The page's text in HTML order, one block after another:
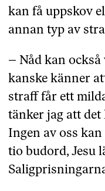
kan få uppskov
annan typ av
– Nåd kan
kanske känner
straff får ett
tänker jag att det
Ingen av oss
tio budord, Jesu